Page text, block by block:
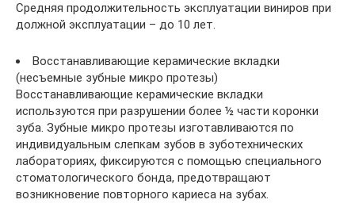
Средняя продолжительность эксплуатации виниров при
должной эксплуатации – до 10 лет.
Восстанавливающие керамические вкладки
(несъемные зубные микро протезы)
Восстанавливающие керамические вкладки
используются при разрушении более ½ части коронки
зуба. Зубные микро протезы изготавливаются по
индивидуальным слепкам зубов в зуботехнических
лабораториях, фиксируются с помощью специального
стоматологического бонда, предотвращают
возникновение повторного кариеса на зубах.